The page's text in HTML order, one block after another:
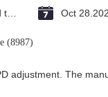
Oct
(8987)
adjustment. The